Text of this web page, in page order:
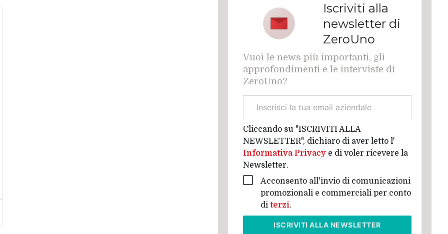
Iscriviti alla
newsletter di
ZeroUno
Vuoi le news più importanti, gli
approfondimenti e le interviste di
ZeroUno?
aziendale
Cliccando su "ISCRIVITI ALLA
NEWSLETTER", dichiaro di aver letto l'
Informativa Privacy e di voler ricevere la
Newsletter.
Acconsento all'invio di comunicazioni
promozionali e commerciali per conto
diterzi.
ISCRIVITIALLA NEWSLETTER